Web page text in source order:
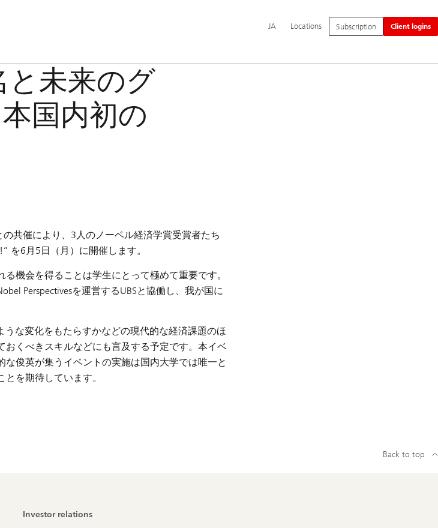
language
Switch
日
JA Locations Subscription Client logins
と未来のグ
国内初の
共催により、3人のノーベル経済学賞受賞者たち
を6月5日（月）に開催します。
機会を得ることは学生にとって極めて重要です。
Perspectivesを運営するUBSと協働し、我が国に
な変化をもたらすかなどの現代的な経済課題のほ
くべきスキルなどにも言及する予定です。本イベ
俊英が集うイベントの実施は国内大学では唯一と
を期待しています。
Back to top
Investor relations